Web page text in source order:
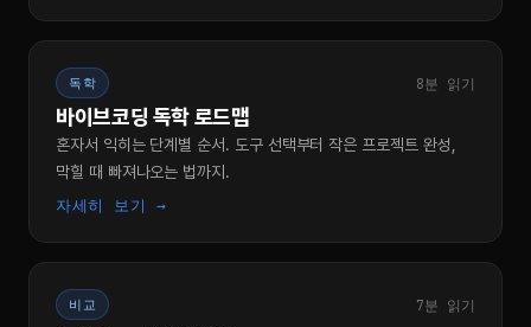
독학 8분 읽기
바이브코딩 독학 로드맵
혼자서 익히는 단계별 순서. 도구 선택부터 작은 프로젝트 완성,
막힐 때 빠져나오는 법까지.
자세히 보기 →
비교 7분 읽기